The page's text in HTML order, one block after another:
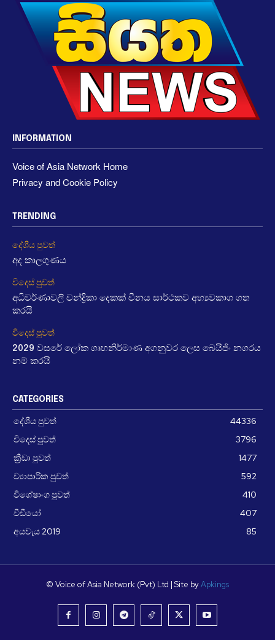
INFORMATION
Voice of Asia Network Home
Privacy and Cookie Policy
TRENDING
දේශීය පුවත්
අද කාලගුණය
විදෙස් පුවත්
අධිවර්ණාවලි චන්ද්‍රිකා දෙකක් චීනය සාර්ථකව අභ්‍යවකාශ ගත
කරයි
විදෙස් පුවත්
2029 වසරේ ලෝක ගෘහනිර්මාණ අගනුවර ලෙස බෙයිජිං නගරය
නම් කරයි
CATEGORIES
දේශීය පුවත්
44336
විදෙස් පුවත්
3796
ක්‍රීඩා පුවත්
1477
ව්‍යාපාරික පුවත්
592
විශේෂාංග පුවත්
410
වීඩීයෝ
407
අයවැය 2019
85
© Voice of Asia Network (Pvt) Ltd | Site byApkings